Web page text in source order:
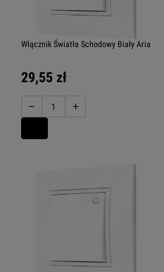
Włącznik Światła Schodowy Biały Aria
29,55 zł
− +